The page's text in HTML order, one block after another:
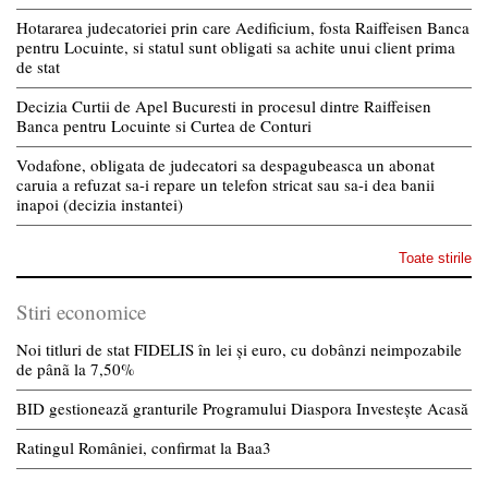
Hotararea judecatoriei prin care Aedificium, fosta Raiffeisen Banca
pentru Locuinte, si statul sunt obligati sa achite unui client prima
de stat
Decizia Curtii de Apel Bucuresti in procesul dintre Raiffeisen
Banca pentru Locuinte si Curtea de Conturi
Vodafone, obligata de judecatori sa despagubeasca un abonat
caruia a refuzat sa-i repare un telefon stricat sau sa-i dea banii
inapoi (decizia instantei)
Toate stirile
Stiri economice
Noi titluri de stat FIDELIS în lei și euro, cu dobânzi neimpozabile
de pânã la 7,50%
BID gestionează granturile Programului Diaspora Investește Acasă
Ratingul României, confirmat la Baa3